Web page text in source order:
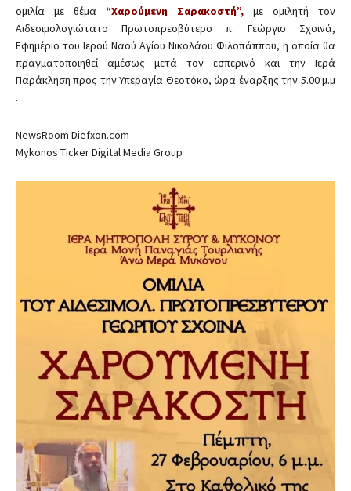
ομιλία με θέμα “Χαρούμενη Σαρακοστή”, με ομιλητή τον
Αιδεσιμολογιώτατο Πρωτοπρεσβύτερο π. Γεώργιο Σχοινά,
Εφημέριο του Ιερού Ναού Αγίου Νικολάου Φιλοπάππου, η οποία θα
πραγματοποιηθεί αμέσως μετά τον εσπερινό και την Ιερά
Παράκληση προς την Υπεραγία Θεοτόκο, ώρα έναρξης την 5.00 μ.μ
.
NewsRoom Diefxon.com
Mykonos Ticker Digital Media Group